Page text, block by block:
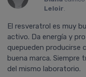
Leloir.
El resveratrol es muy
activo. Da energía y
quepueden producirse
buena marca. Siempre
del mismo laboratorio.